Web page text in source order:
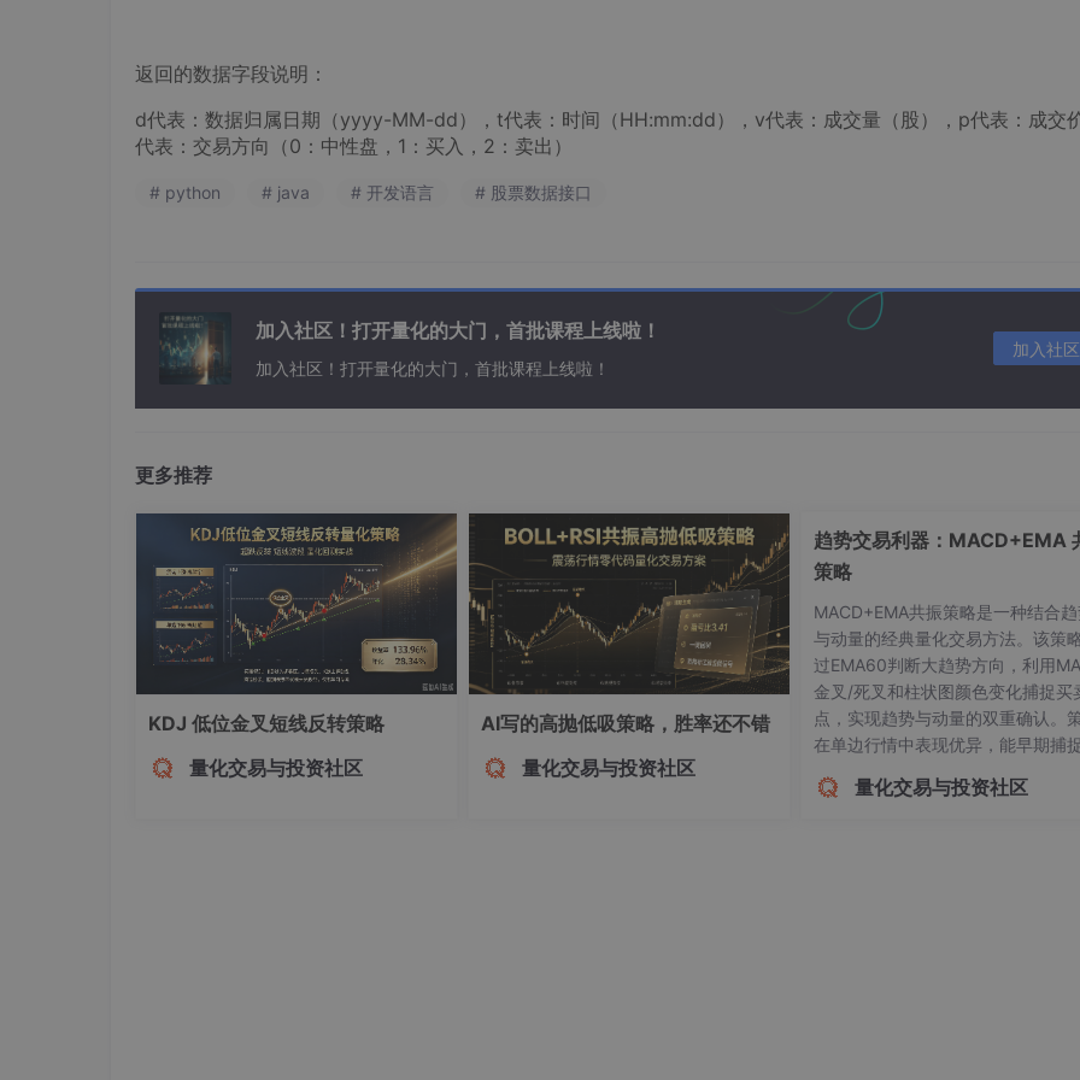
返回的数据字段说明：
d代表：数据归属日期（yyyy-MM-dd），t代表：时间（HH:mm:dd），v代表：成交量（股），p代表：成交
代表：交易方向（0：中性盘，1：买入，2：卖出）
# python # java # 开发语言 # 股票数据接口
加入社区！打开量化的大门，首批课程上线啦！
加入社区！打开量化的大门，首批课程上线啦！
加入社区
更多推荐
KDJ 低位金叉短线反转策略
量化交易与投资社区
AI写的高抛低吸策略，胜率还不错
量化交易与投资社区
趋势交易利器：MACD+EMA
策略
MACD+EMA共振策略是一种结合
与动量的经典量化交易方法。该策
过EMA60判断大趋势方向，利用
金叉/死叉和柱状图颜色变化捕捉买
点，实现趋势与动量的双重确认。
在单边行情中表现优异，能早期捕
号。测试显示该策略在股票、期货
量化交易与投资社区